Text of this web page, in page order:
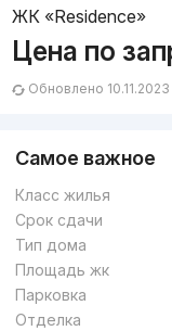
ЖК «Residence»
Цена по
Обновлено 10.11.2023
Самое важное
Класс жилья
Срок сдачи
Тип дома
Площадь жк
Парковка
Отделка